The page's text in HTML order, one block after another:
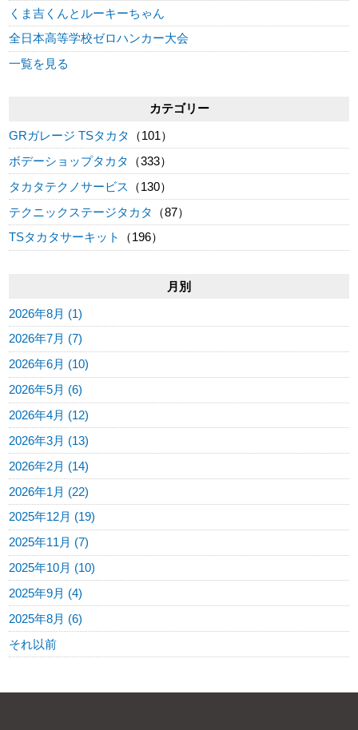
くま吉くんとルーキーちゃん
全日本高等学校ゼロハンカー大会
一覧を見る
カテゴリー
GRガレージ TSタカタ
（101）
ボデーショップタカタ
（333）
タカタテクノサービス
（130）
テクニックステージタカタ
（87）
TSタカタサーキット
（196）
月別
2026年8月 (1)
2026年7月 (7)
2026年6月 (10)
2026年5月 (6)
2026年4月 (12)
2026年3月 (13)
2026年2月 (14)
2026年1月 (22)
2025年12月 (19)
2025年11月 (7)
2025年10月 (10)
2025年9月 (4)
2025年8月 (6)
それ以前